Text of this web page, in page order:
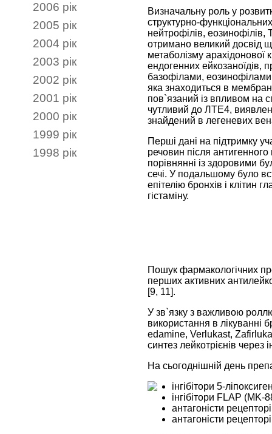
2006 рік
2005 рік
2004 рік
2003 рік
2002 рік
2001 рік
2000 рік
1999 рік
1998 рік
Визначальну роль у
структурно-
нейтрофілів, еозинофілів,
отримано великий досвід
метаболізму арахідонової
ендогенних ейкозаноїдів,
базофілами,
яка знаходиться в
пов`язаний із впливом на
чутливий до ЛТЕ4,
знайдений в легеневих
Перші дані на підтримку
речовин після
порівнянні із здоровими
сечі. У подальшому було
епітелію бронхів і клітин
гістаміну.
Пошук фармакологічних
перших активних
[9, 11].
У зв`язку з важливою
використання в лікуванні
edamine, Verlukast,
синтез лейкотрієнів через
На сьогоднішній день
інгібітори 5-
інгібітори FLAP (MK-
антагоністи
антагоністи